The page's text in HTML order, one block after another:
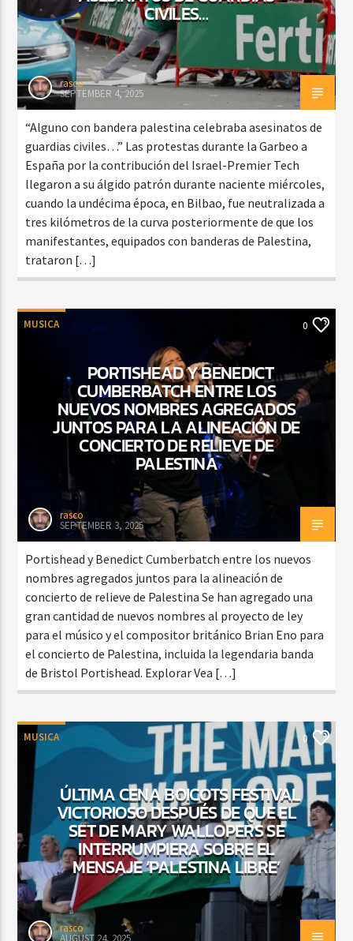
CIVILES…
rasco
SEPTEMBER 4, 2025
“Alguno con bandera palestina celebraba asesinatos de
guardias civiles…” Las protestas durante la Garbeo a
España por la contribución del Israel-Premier Tech
llegaron a su álgido patrón durante naciente miércoles,
cuando la undécima época, en Bilbao, fue neutralizada a
tres kilómetros de la curva posteriormente de que los
manifestantes, equipados con banderas de Palestina,
trataron […]
MUSICA 0
PORTISHEAD Y BENEDICT
CUMBERBATCH ENTRE LOS
NUEVOS NOMBRES AGREGADOS
JUNTOS PARA LA ALINEACIÓN DE
CONCIERTO DE RELIEVE DE
PALESTINA
rasco
SEPTEMBER 3, 2025
Portishead y Benedict Cumberbatch entre los nuevos
nombres agregados juntos para la alineación de
concierto de relieve de Palestina Se han agregado una
gran cantidad de nuevos nombres al proyecto de ley
para el músico y el compositor británico Brian Eno para
el concierto de Palestina, incluida la legendaria banda
de Bristol Portishead. Explorar Vea […]
MUSICA 0
ÚLTIMA CENA BOICOTS FESTIVAL
VICTORIOSO DESPUÉS DE QUE EL
SET DE MARY WALLOPERS SE
INTERRUMPIERA SOBRE EL
MENSAJE ‘PALESTINA LIBRE’
rasco
AUGUST 24, 2025